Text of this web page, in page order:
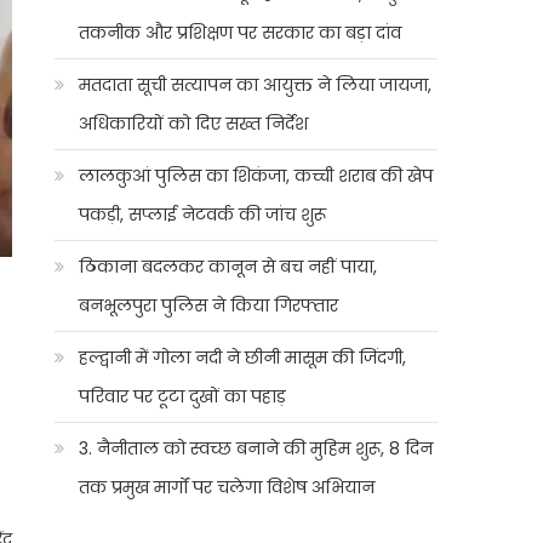
तकनीक और प्रशिक्षण पर सरकार का बड़ा दांव
मतदाता सूची सत्यापन का आयुक्त ने लिया जायजा,
अधिकारियों को दिए सख्त निर्देश
लालकुआं पुलिस का शिकंजा, कच्ची शराब की खेप
पकड़ी, सप्लाई नेटवर्क की जांच शुरू
ठिकाना बदलकर कानून से बच नहीं पाया,
बनभूलपुरा पुलिस ने किया गिरफ्तार
हल्द्वानी में गोला नदी ने छीनी मासूम की जिंदगी,
परिवार पर टूटा दुखों का पहाड़
3. नैनीताल को स्वच्छ बनाने की मुहिम शुरू, 8 दिन
तक प्रमुख मार्गों पर चलेगा विशेष अभियान